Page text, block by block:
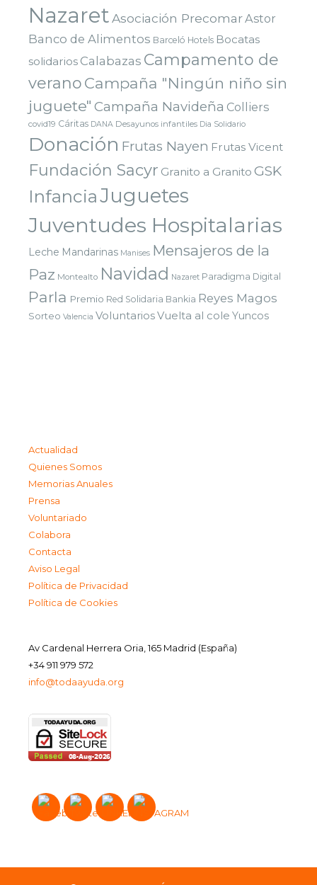
NazaretAsociación PrecomarAstor
Banco de Alimentos Barceló Hotels Bocatas
solidarios Calabazas Campamento de
verano Campaña "Ningún niño sin
juguete" Campaña Navideña Colliers
covid19 Cáritas DANA Desayunos infantiles Dia Solidario
Donación Frutas Nayen Frutas Vicent
Fundación Sacyr Granito a Granito GSK
InfanciaJuguetes
Juventudes Hospitalarias
Leche Mandarinas Manises Mensajeros de la
Paz Montealto Navidad Nazaret Paradigma Digital
Parla Premio Red Solidaria Bankia Reyes Magos
Sorteo Valencia VoluntariosVuelta al cole Yuncos
Actualidad
Quienes Somos
Memorias Anuales
Prensa
Voluntariado
Colabora
Contacta
Aviso Legal
Política de Privacidad
Política de Cookies
Av Cardenal Herrera Oria, 165 Madrid (España)
+34 911 979 572
info@todaayuda.org